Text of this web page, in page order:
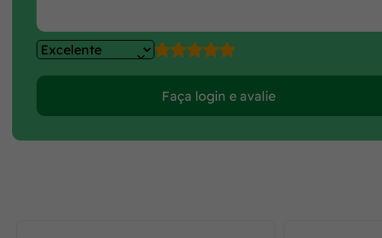
Faça login e avalie